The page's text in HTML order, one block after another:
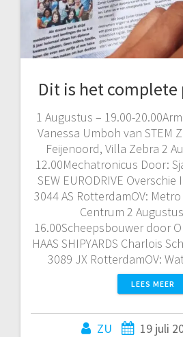
Dit is het
1 Augustus – 19.00-
Vanessa Umboh van STEM
Feijenoord, Villa Zebra 2
12.00Mechatronicus Door:
SEW EURODRIVE
3044 AS RotterdamOV:
Centrum 2
16.00Scheepsbouwer door
HAAS SHIPYARDS Charlois
3089 JX RotterdamOV:
LEES MEER
ZU 19 juli